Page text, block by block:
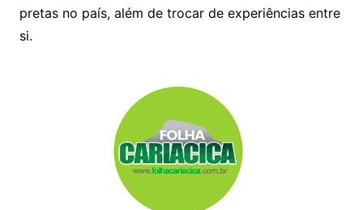
pretas no país, além de trocar de experiências entre
si.